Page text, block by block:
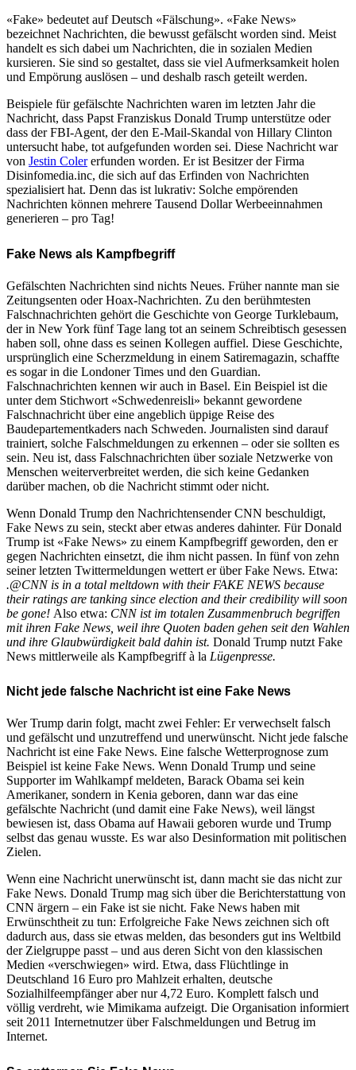
«Fake» bedeutet auf Deutsch «Fälschung». «Fake News»
bezeichnet Nachrichten, die bewusst gefälscht worden sind. Meist
handelt es sich dabei um Nachrichten, die in sozialen Medien
kursieren. Sie sind so gestaltet, dass sie viel Aufmerksamkeit holen
und Empörung auslösen – und deshalb rasch geteilt werden.
Beispiele für gefälschte Nachrichten waren im letzten Jahr die
Nachricht, dass Papst Franziskus Donald Trump unterstütze oder
dass der FBI-Agent, der den E-Mail-Skandal von Hillary Clinton
untersucht habe, tot aufgefunden worden sei. Diese Nachricht war
von Jestin Colererfunden worden. Er ist Besitzer der Firma
Disinfomedia.inc, die sich auf das Erfinden von Nachrichten
spezialisiert hat. Denn das ist lukrativ: Solche empörenden
Nachrichten können mehrere Tausend Dollar Werbeeinnahmen
generieren – pro Tag!
Fake News als Kampfbegriff
Gefälschten Nachrichten sind nichts Neues. Früher nannte man sie
Zeitungsenten oder Hoax-Nachrichten. Zu den berühmtesten
Falschnachrichten gehört die Geschichte von George Turklebaum,
der in New York fünf Tage lang tot an seinem Schreibtisch gesessen
haben soll, ohne dass es seinen Kollegen auffiel. Diese Geschichte,
ursprünglich eine Scherzmeldung in einem Satiremagazin, schaffte
es sogar in die Londoner Times und den Guardian.
Falschnachrichten kennen wir auch in Basel. Ein Beispiel ist die
unter dem Stichwort «Schwedenreisli» bekannt gewordene
Falschnachricht über eine angeblich üppige Reise des
Baudepartementkaders nach Schweden. Journalisten sind darauf
trainiert, solche Falschmeldungen zu erkennen – oder sie sollten es
sein. Neu ist, dass Falschnachrichten über soziale Netzwerke von
Menschen weiterverbreitet werden, die sich keine Gedanken
darüber machen, ob die Nachricht stimmt oder nicht.
Wenn Donald Trump den Nachrichtensender CNN beschuldigt,
Fake News zu sein, steckt aber etwas anderes dahinter. Für Donald
Trump ist «Fake News» zu einem Kampfbegriff geworden, den er
gegen Nachrichten einsetzt, die ihm nicht passen. In fünf von zehn
seiner letzten Twittermeldungen wettert er über Fake News. Etwa:
.@CNN is in a total meltdown with their FAKE NEWS because
their ratings are tanking since election and their credibility will soon
be gone! Also etwa: CNN ist im totalen Zusammenbruch begriffen
mit ihren Fake News, weil ihre Quoten baden gehen seit den Wahlen
und ihre Glaubwürdigkeit bald dahin ist. Donald Trump nutzt Fake
News mittlerweile als Kampfbegriff à la Lügenpresse.
Nicht jede falsche Nachricht ist eine Fake News
Wer Trump darin folgt, macht zwei Fehler: Er verwechselt falsch
und gefälscht und unzutreffend und unerwünscht. Nicht jede falsche
Nachricht ist eine Fake News. Eine falsche Wetterprognose zum
Beispiel ist keine Fake News. Wenn Donald Trump und seine
Supporter im Wahlkampf meldeten, Barack Obama sei kein
Amerikaner, sondern in Kenia geboren, dann war das eine
gefälschte Nachricht (und damit eine Fake News), weil längst
bewiesen ist, dass Obama auf Hawaii geboren wurde und Trump
selbst das genau wusste. Es war also Desinformation mit politischen
Zielen.
Wenn eine Nachricht unerwünscht ist, dann macht sie das nicht zur
Fake News. Donald Trump mag sich über die Berichterstattung von
CNN ärgern – ein Fake ist sie nicht. Fake News haben mit
Erwünschtheit zu tun: Erfolgreiche Fake News zeichnen sich oft
dadurch aus, dass sie etwas melden, das besonders gut ins Weltbild
der Zielgruppe passt – und aus deren Sicht von den klassischen
Medien «verschwiegen» wird. Etwa, dass Flüchtlinge in
Deutschland 16 Euro pro Mahlzeit erhalten, deutsche
Sozialhilfeempfänger aber nur 4,72 Euro. Komplett falsch und
völlig verdreht, wie Mimikama aufzeigt. Die Organisation informiert
seit 2011 Internetnutzer über Falschmeldungen und Betrug im
Internet.